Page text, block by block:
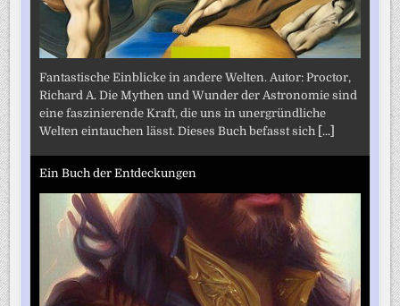
Fantastische Einblicke in andere Welten. Autor: Proctor,
Richard A. Die Mythen und Wunder der Astronomie sind
eine faszinierende Kraft, die uns in unergründliche
Welten eintauchen lässt. Dieses Buch befasst sich [...]
Ein Buch der Entdeckungen